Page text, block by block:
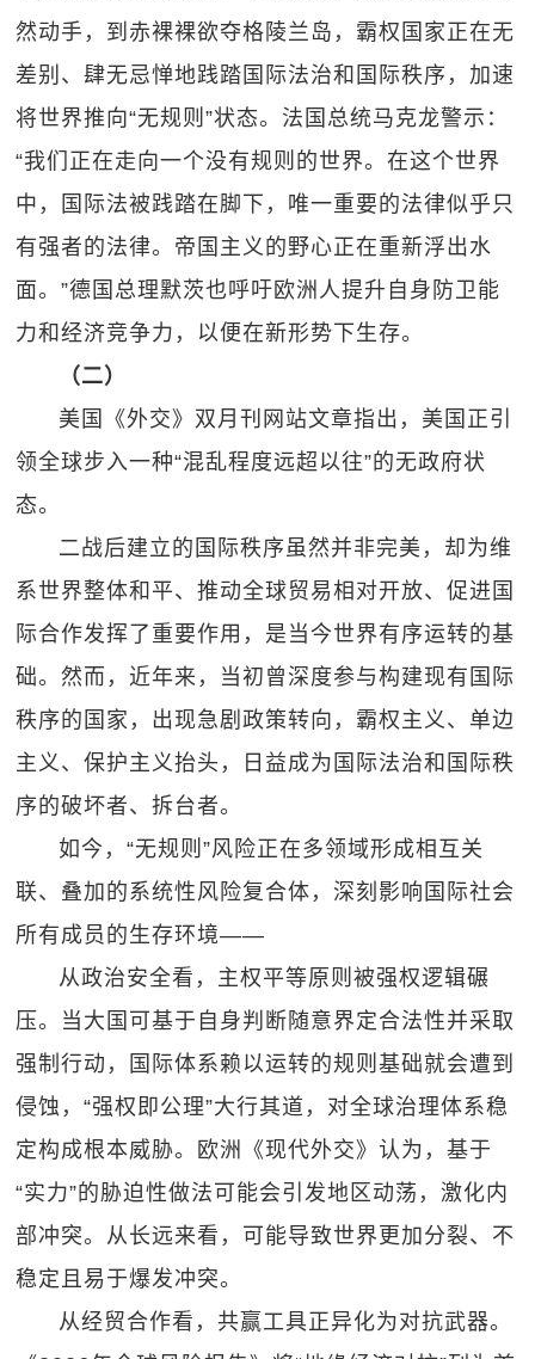
然动手，到赤裸裸欲夺格陵兰岛，霸权国家正在无
差别、肆无忌惮地践踏国际法治和国际秩序，加速
将世界推向“无规则”状态。法国总统马克龙警示：
“我们正在走向一个没有规则的世界。在这个世界
中，国际法被践踏在脚下，唯一重要的法律似乎只
有强者的法律。帝国主义的野心正在重新浮出水
面。”德国总理默茨也呼吁欧洲人提升自身防卫能
力和经济竞争力，以便在新形势下生存。
（二）
美国《外交》双月刊网站文章指出，美国正引
领全球步入一种“混乱程度远超以往”的无政府状
态。
二战后建立的国际秩序虽然并非完美，却为维
系世界整体和平、推动全球贸易相对开放、促进国
际合作发挥了重要作用，是当今世界有序运转的基
础。然而，近年来，当初曾深度参与构建现有国际
秩序的国家，出现急剧政策转向，霸权主义、单边
主义、保护主义抬头，日益成为国际法治和国际秩
序的破坏者、拆台者。
如今，“无规则”风险正在多领域形成相互关
联、叠加的系统性风险复合体，深刻影响国际社会
所有成员的生存环境——
从政治安全看，主权平等原则被强权逻辑碾
压。当大国可基于自身判断随意界定合法性并采取
强制行动，国际体系赖以运转的规则基础就会遭到
侵蚀，“强权即公理”大行其道，对全球治理体系稳
定构成根本威胁。欧洲《现代外交》认为，基于
“实力”的胁迫性做法可能会引发地区动荡，激化内
部冲突。从长远来看，可能导致世界更加分裂、不
稳定且易于爆发冲突。
从经贸合作看，共赢工具正异化为对抗武器。